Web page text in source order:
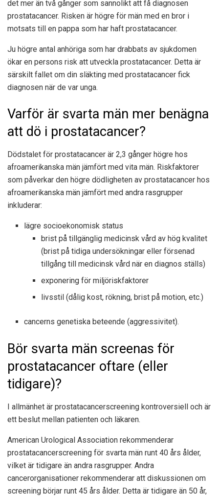
det mer än två gånger som sannolikt att få diagnosen
prostatacancer. Risken är högre för män med en bror i
motsats till en pappa som har haft prostatacancer.
Ju högre antal anhöriga som har drabbats av sjukdomen
ökar en persons risk att utveckla prostatacancer. Detta är
särskilt fallet om din släkting med prostatacancer fick
diagnosen när de var unga.
Varför är svarta män mer benägna
att dö i prostatacancer?
Dödstalet för prostatacancer är 2,3 gånger högre hos
afroamerikanska män jämfört med vita män. Riskfaktorer
som påverkar den högre dödligheten av prostatacancer hos
afroamerikanska män jämfört med andra rasgrupper
inkluderar:
lägre socioekonomisk status
brist på tillgänglig medicinsk vård av hög kvalitet
(brist på tidiga undersökningar eller försenad
tillgång till medicinsk vård när en diagnos ställs)
exponering för miljöriskfaktorer
livsstil (dålig kost, rökning, brist på motion, etc.)
cancerns genetiska beteende (aggressivitet).
Bör svarta män screenas för
prostatacancer oftare (eller
tidigare)?
I allmänhet är prostatacancerscreening kontroversiell och är
ett beslut mellan patienten och läkaren.
American Urological Association rekommenderar
prostatacancerscreening för svarta män runt 40 års ålder,
vilket är tidigare än andra rasgrupper. Andra
cancerorganisationer rekommenderar att diskussionen om
screening börjar runt 45 års ålder. Detta är tidigare än 50 år,